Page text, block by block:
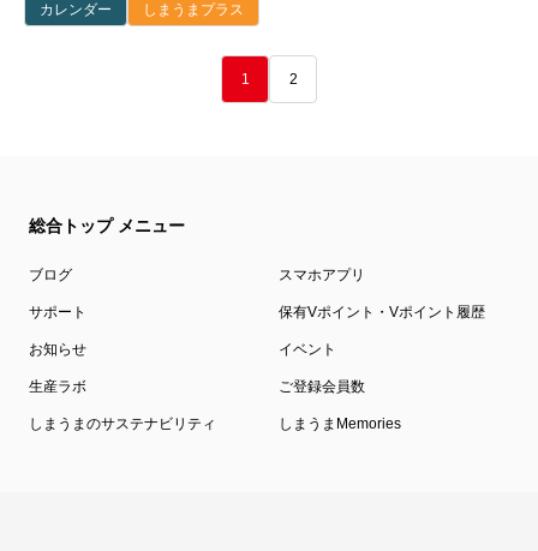
カレンダー
しまうまプラス
1 2
総合トップ メニュー
ブログ スマホアプリ
サポート 保有Vポイント・Vポイント履歴
お知らせ イベント
生産ラボ ご登録会員数
しまうまのサステナビリティ しまうまMemories